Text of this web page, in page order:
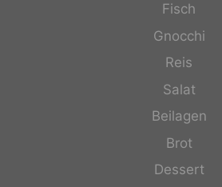
Fisch
Gnocchi
Reis
Salat
Beilagen
Brot
Dessert